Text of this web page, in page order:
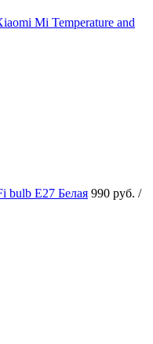
Mi Temperature and
bulb E27 Белая 990 руб. /